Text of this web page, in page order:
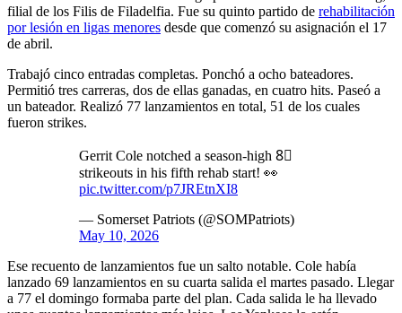
filial de los Filis de Filadelfia. Fue su quinto partido de rehabilitación
por lesión en ligas menores desde que comenzó su asignación el 17
de abril.
Trabajó cinco entradas completas. Ponchó a ocho bateadores.
Permitió tres carreras, dos de ellas ganadas, en cuatro hits. Paseó a
un bateador. Realizó 77 lanzamientos en total, 51 de los cuales
fueron strikes.
Gerrit Cole notched a season-high 8⃣
strikeouts in his fifth rehab start! 👀
pic.twitter.com/p7JREtnXI8
— Somerset Patriots (@SOMPatriots)
May 10, 2026
Ese recuento de lanzamientos fue un salto notable. Cole había
lanzado 69 lanzamientos en su cuarta salida el martes pasado. Llegar
a 77 el domingo formaba parte del plan. Cada salida le ha llevado